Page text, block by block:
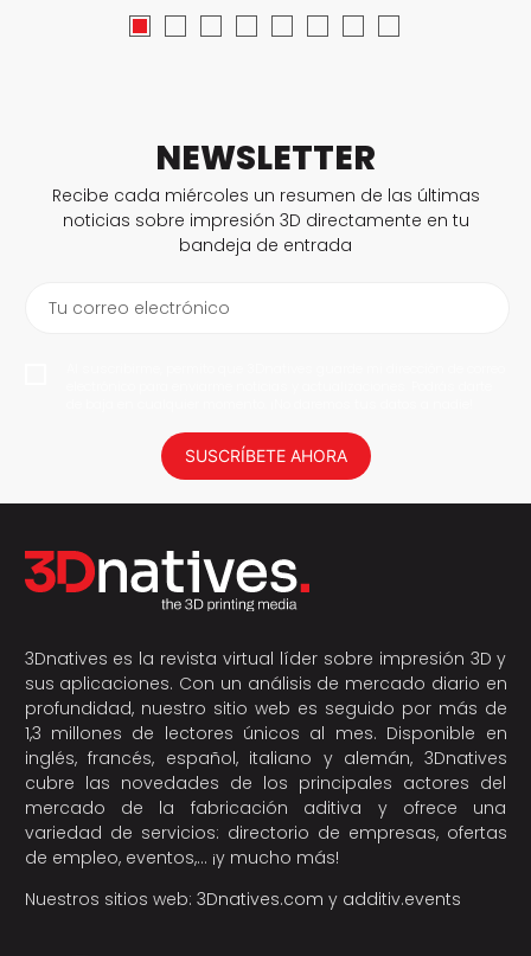
NEWSLETTER
Recibe cada miércoles un resumen de las últimas
noticias sobre impresión 3D directamente en tu
bandeja de entrada
Tu correo electrónico
SUSCRÍBETE AHORA
3Dnatives es la revista virtual líder sobre impresión 3D y
sus aplicaciones. Con un análisis de mercado diario en
profundidad, nuestro sitio web es seguido por más de
1,3 millones de lectores únicos al mes. Disponible en
inglés, francés, español, italiano y alemán, 3Dnatives
cubre las novedades de los principales actores del
mercado de la fabricación aditiva y ofrece una
variedad de servicios: directorio de empresas, ofertas
de empleo, eventos,… ¡y mucho más!
Nuestros sitios web: 3Dnatives.com y additiv.events